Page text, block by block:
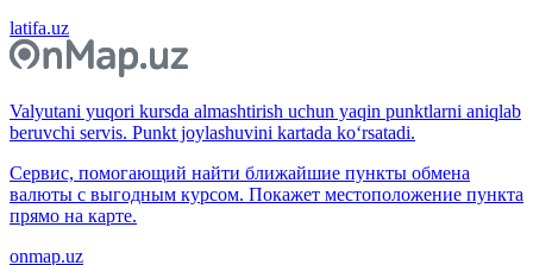
latifa.uz
Valyutani yuqori kursda almashtirish uchun yaqin punktlarni aniqlab
beruvchi servis. Punkt joylashuvini kartada ko‘rsatadi.
Сервис, помогающий найти ближайшие пункты обмена
валюты с выгодным курсом. Покажет местоположение пункта
прямо на карте.
onmap.uz